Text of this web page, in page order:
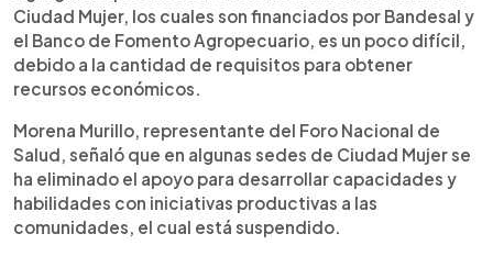
Ciudad Mujer, los cuales son financiados por Bandesal y
el Banco de Fomento Agropecuario, es un poco difícil,
debido a la cantidad de requisitos para obtener
recursos económicos.
Morena Murillo, representante del Foro Nacional de
Salud, señaló que en algunas sedes de Ciudad Mujer se
ha eliminado el apoyo para desarrollar capacidades y
habilidades con iniciativas productivas a las
comunidades, el cual está suspendido.